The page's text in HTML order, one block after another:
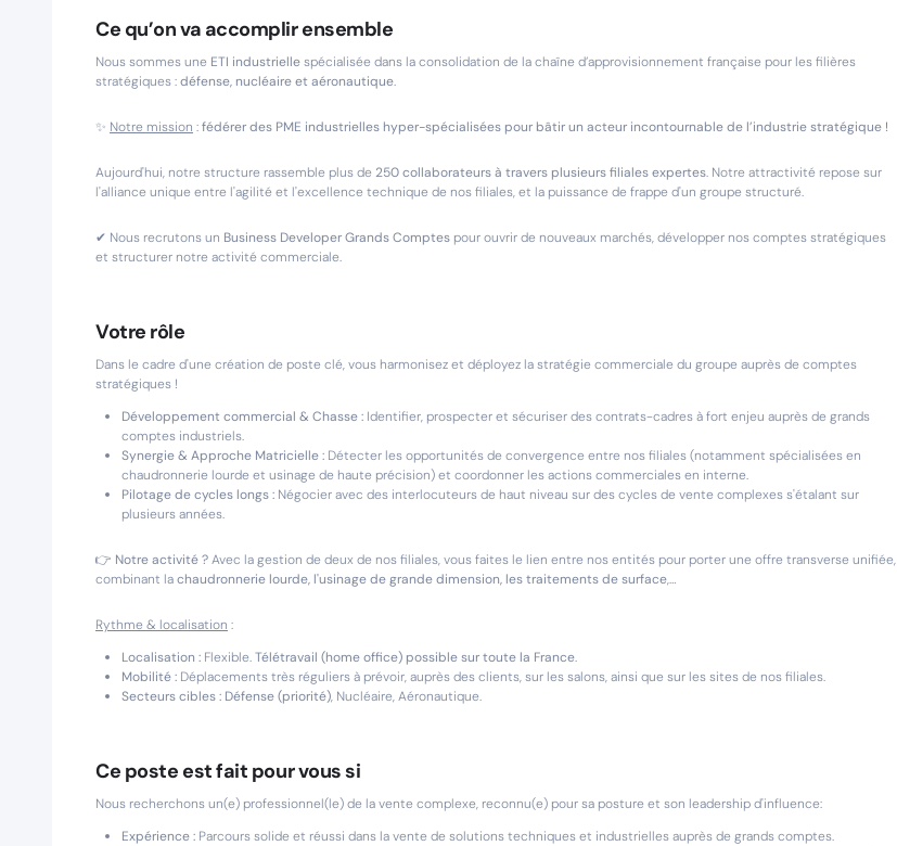
Ce qu’on va accomplir ensemble
Nous sommes une ETI industriellespécialisée dans la consolidation de la chaîne d’approvisionnement française pour les filières
stratégiques :défense, nucléaire et aéronautique.
✨ Notre mission :fédérer des PME industrielles hyper-spécialisées pour bâtir un acteur incontournable de l’industrie stratégique !
Aujourd'hui, notre structure rassemble plus de 250 collaborateurs à travers plusieurs filiales expertes. Notre attractivité repose sur
l'alliance unique entre l'agilité et l'excellence technique de nos filiales, et la puissance de frappe d'un groupe structuré.
✔ Nous recrutons un Business Developer Grands Comptes pour ouvrir de nouveaux marchés, développer nos comptes stratégiques
et structurer notre activité commerciale.
Votre rôle
Dans le cadre d'une création de poste clé, vous harmonisez et déployez la stratégie commerciale du groupe auprès de comptes
stratégiques !
Développement commercial & Chasse : Identifier, prospecter et sécuriser des contrats-cadres à fort enjeu auprès de grands
comptes industriels.
Synergie & Approche Matricielle : Détecter les opportunités de convergence entre nos filiales (notamment spécialisées en
chaudronnerie lourde et usinage de haute précision) et coordonner les actions commerciales en interne.
Pilotage de cycles longs : Négocier avec des interlocuteurs de haut niveau sur des cycles de vente complexes s'étalant sur
plusieurs années.
👉 Notre activité ?Avec la gestion de deux de nos filiales, vous faites le lien entre nos entités pour porter une offre transverse unifiée,
combinant lachaudronnerie lourde, l'usinage de grande dimension, les traitements de surface,…
Rythme & localisation :
Localisation : Flexible.Télétravail (home office) possible sur toute la France.
Mobilité : Déplacements très réguliers à prévoir, auprès des clients, sur les salons, ainsi que sur les sites de nos filiales.
Secteurs cibles : Défense (priorité), Nucléaire, Aéronautique.
Ce poste est fait pour vous si
Nous recherchons un(e) professionnel(le) de la vente complexe, reconnu(e) pour sa posture et son leadership d'influence:
Expérience : Parcours solide et réussi dans la vente de solutions techniques et industrielles auprès de grands comptes.